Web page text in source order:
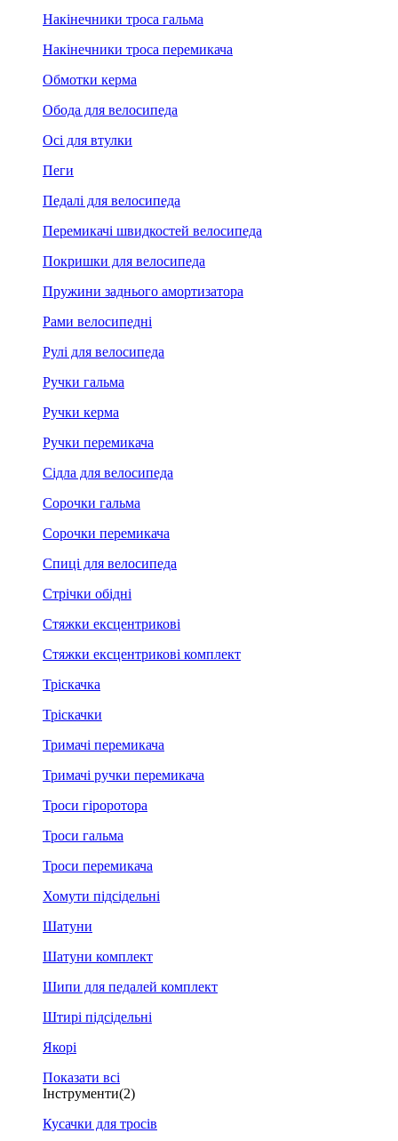
Накінечники троса гальма
Накінечники троса перемикача
Обмотки керма
Обода для велосипеда
Осі для втулки
Пеги
Педалі для велосипеда
Перемикачі швидкостей велосипеда
Покришки для велосипеда
Пружини заднього амортизатора
Рами велосипедні
Рулі для велосипеда
Ручки гальма
Ручки керма
Ручки перемикача
Сідла для велосипеда
Сорочки гальма
Сорочки перемикача
Спиці для велосипеда
Стрічки обідні
Стяжки ексцентрикові
Стяжки ексцентрикові комплект
Тріскачка
Тріскачки
Тримачі перемикача
Тримачі ручки перемикача
Троси гіроротора
Троси гальма
Троси перемикача
Хомути підсідельні
Шатуни
Шатуни комплект
Шипи для педалей комплект
Штирі підсідельні
Якорі
Показати всі
Інструменти(2)
Кусачки для тросів